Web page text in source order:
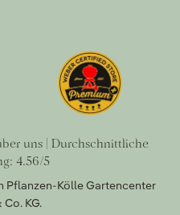
uns | Durchschnittliche
4.56/5
Pflanzen-Kölle Gartencenter
KG.